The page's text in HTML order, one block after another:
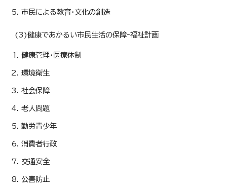
市民による教育・文化の創造
(3)健康であかるい市民生活の保障‐福祉計画
健康管理・医療体制
環境衛生
社会保障
老人問題
勤労青少年
消費者行政
交通安全
公害防止